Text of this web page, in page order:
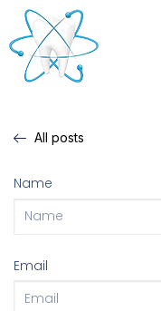
All posts
Name
Email